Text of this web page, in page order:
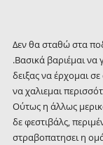
Δεν θα σταθώ στα
.Βασικά βαριέμαι να
δειξας να έρχομαι
να χαλιεμαι
Ούτως η άλλως
δε φεστιβάλς,
στραβοπατησει η